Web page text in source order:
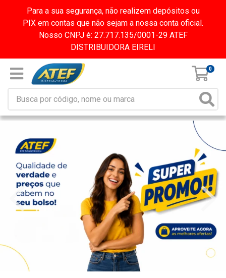
Para a sua segurança, não realizem depósitos ou
PIX em contas que não sejam a nossa conta oficial.
Nosso CNPJ é: 27.717.135/0001-29 ATEF
DISTRIBUIDORA EIRELI
0